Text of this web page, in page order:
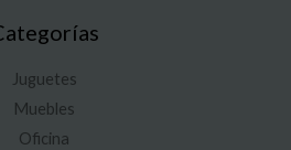
Juguetes
Muebles
Oficina